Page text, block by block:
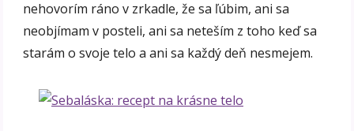
nehovorím ráno v zrkadle, že sa ľúbim, ani sa
neobjímam v posteli, ani sa neteším z toho keď sa
starám o svoje telo a ani sa každý deň nesmejem.